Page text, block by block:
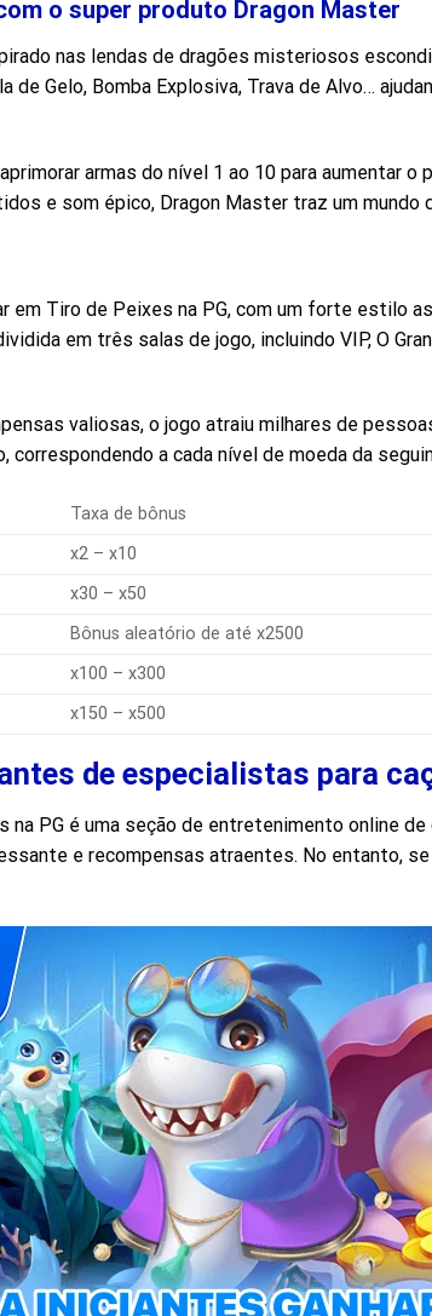
o super produto Dragon Master
nas lendas de dragões misteriosos
Gelo, Bomba Explosiva, Trava de Alvo…
armas do nível 1 ao 10 para aumentar
e som épico, Dragon Master traz um
em Tiro de Peixes na PG, com um forte estilo
em três salas de jogo, incluindo VIP, O
valiosas, o jogo atraiu milhares de
a cada nível de moeda da
Taxa de bônus
x2 – x10
x30 – x50
Bônus aleatório de até x2500
x100 – x300
x150 – x500
de especialistas para
PG é uma seção de entretenimento online
e recompensas atraentes. No entanto, se